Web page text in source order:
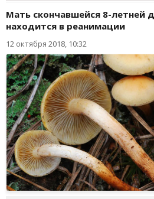
Мать скончавшейся 8-летней
находится в реанимации
12 октября 2018, 10:32